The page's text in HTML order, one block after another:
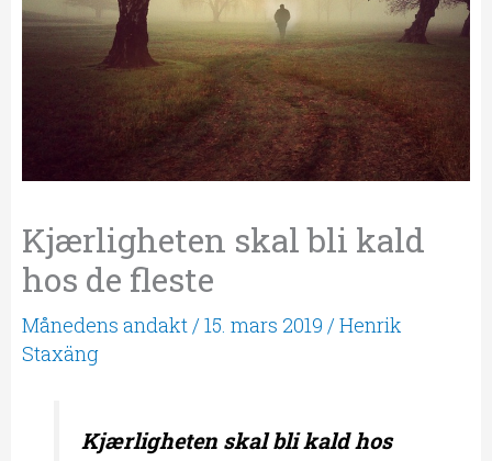
Kjærligheten skal bli kald
hos de fleste
Månedens andakt/15. mars 2019 /Henrik
Staxäng
Kjærligheten skal bli kald hos